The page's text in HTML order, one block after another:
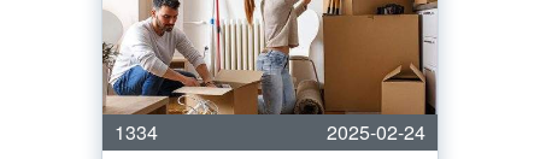
1334
2025-02-24